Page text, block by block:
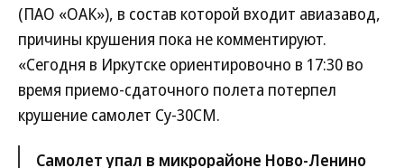
(ПАО «ОАК»), в состав которой входит авиазавод,
причины крушения пока не комментируют.
«Сегодня в Иркутске ориентировочно в 17:30 во
время приемо-сдаточного полета потерпел
крушение самолет Су-30СМ.
Самолет упал в микрорайоне Ново-Ленино